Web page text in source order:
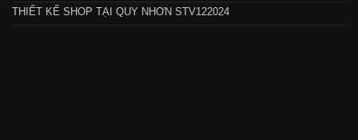
THIẾT KẾ SHOP TẠI QUY NHƠN STV122024